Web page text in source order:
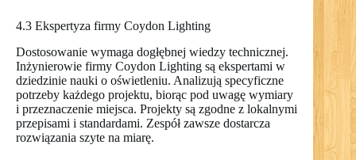
4.3 Ekspertyza firmy Coydon Lighting
Dostosowanie wymaga dogłębnej wiedzy technicznej.
Inżynierowie firmy Coydon Lighting są ekspertami w
dziedzinie nauki o oświetleniu. Analizują specyficzne
potrzeby każdego projektu, biorąc pod uwagę wymiary
i przeznaczenie miejsca. Projekty są zgodne z lokalnymi
przepisami i standardami. Zespół zawsze dostarcza
rozwiązania szyte na miarę.